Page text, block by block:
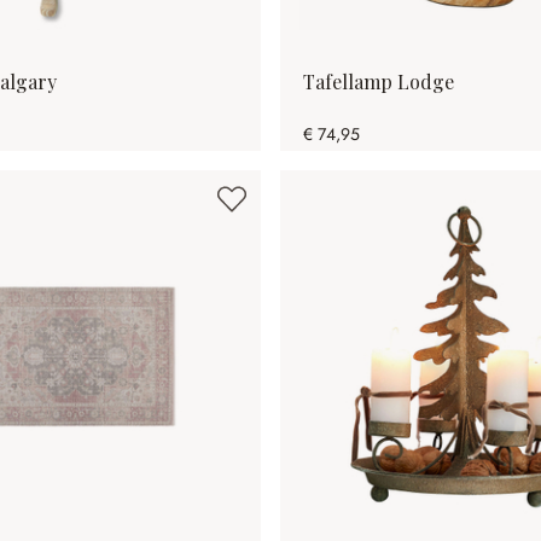
Tafellamp Lodge
€ 74,95